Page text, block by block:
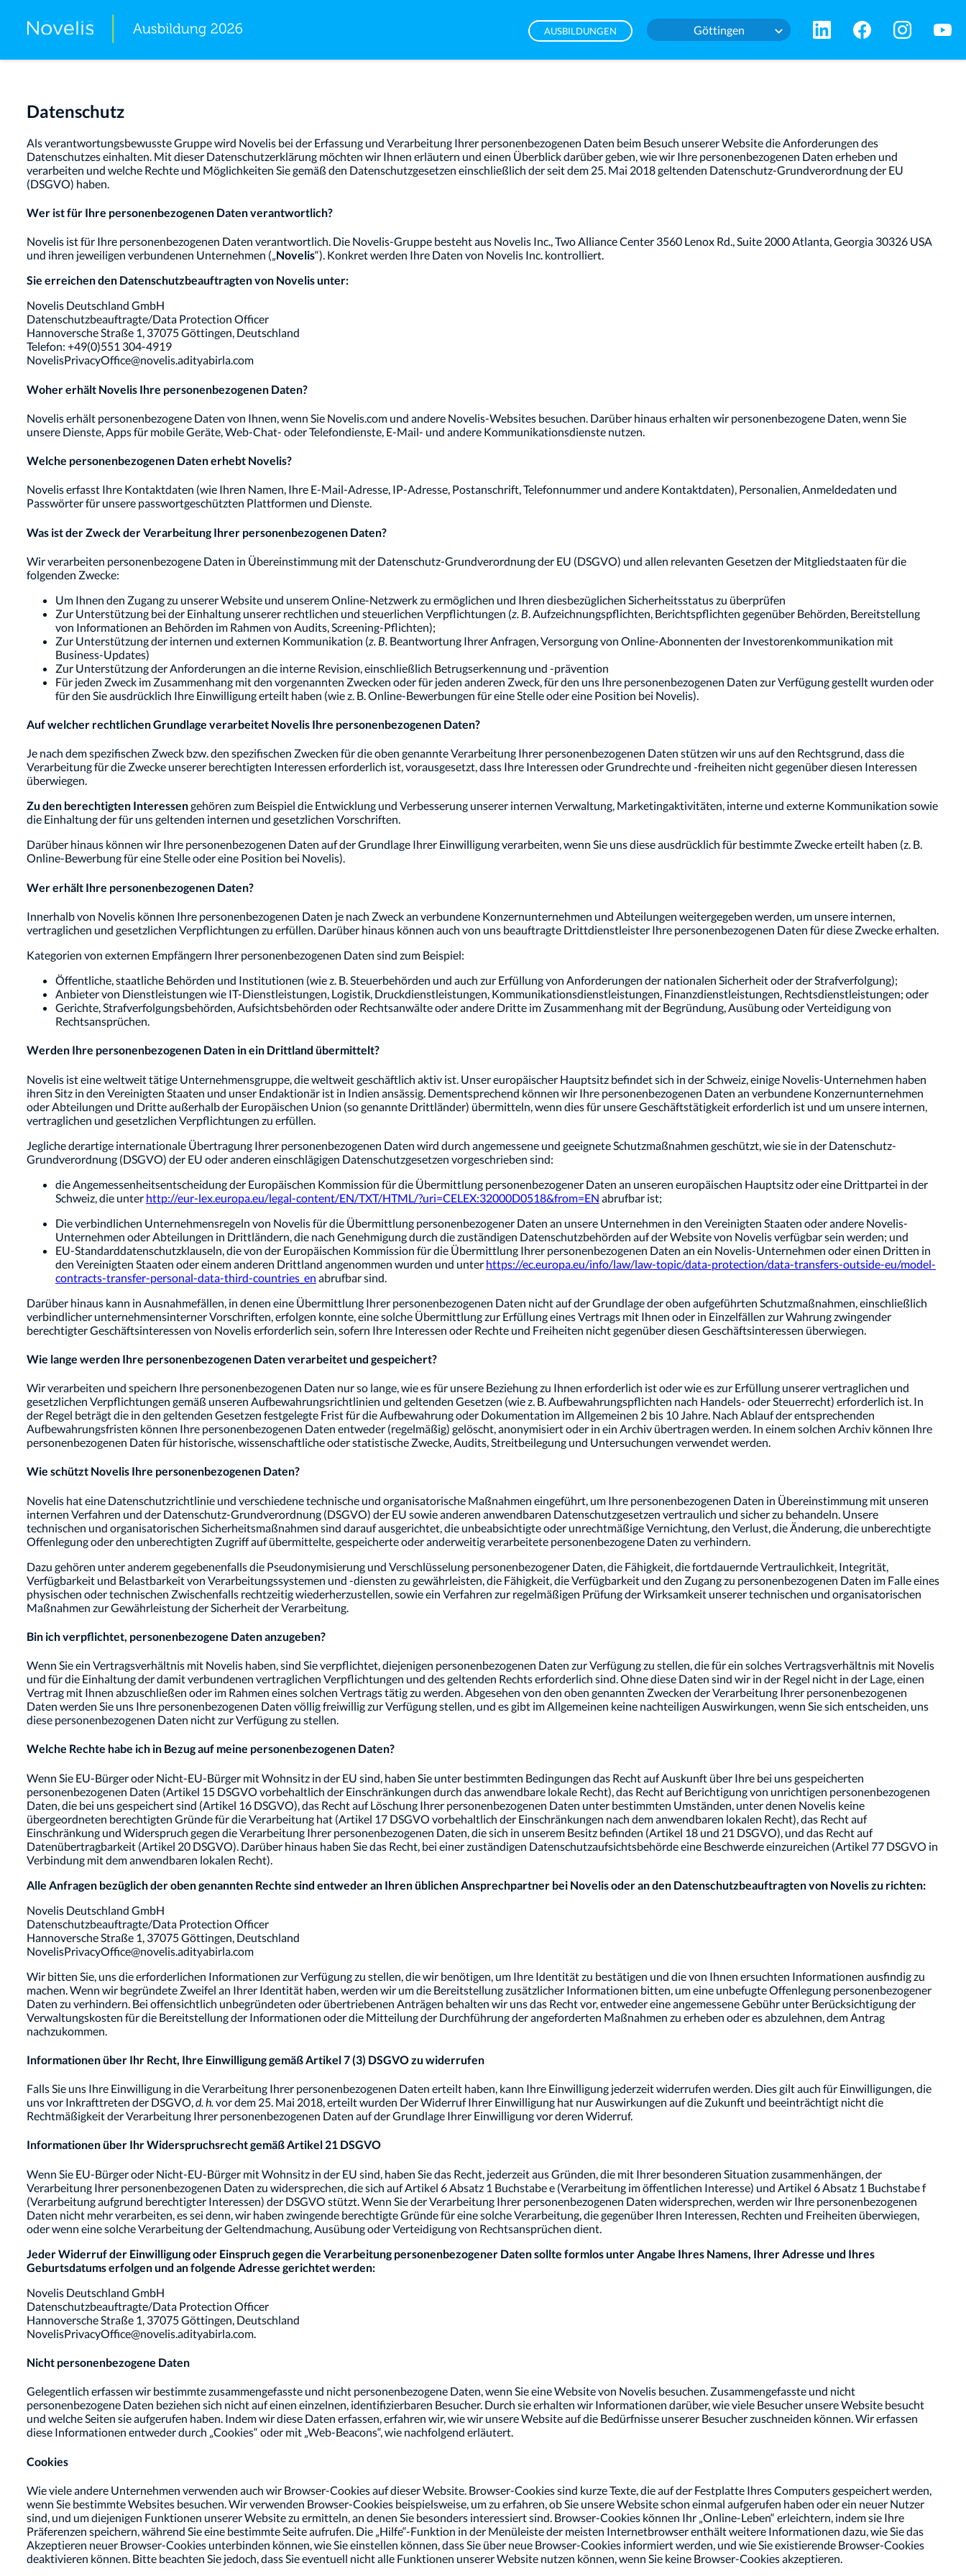
content
AUSBILDUNGEN Göttingen
Datenschutz
Als verantwortungsbewusste Gruppe wird Novelis bei der Erfassung und Verarbeitung Ihrer personenbezogenen Daten beim Besuch unserer Website die Anforderungen des
Datenschutzes einhalten. Mit dieser Datenschutzerklärung möchten wir Ihnen erläutern und einen Überblick darüber geben, wie wir Ihre personenbezogenen Daten erheben und
verarbeiten und welche Rechte und Möglichkeiten Sie gemäß den Datenschutzgesetzen einschließlich der seit dem 25. Mai 2018 geltenden Datenschutz-Grundverordnung der EU
(DSGVO) haben.
Wer ist für Ihre personenbezogenen Daten verantwortlich?
Novelis ist für Ihre personenbezogenen Daten verantwortlich. Die Novelis-Gruppe besteht aus Novelis Inc., Two Alliance Center 3560 Lenox Rd., Suite 2000 Atlanta, Georgia 30326 USA
und ihren jeweiligen verbundenen Unternehmen („Novelis“). Konkret werden Ihre Daten von Novelis Inc. kontrolliert.
Sie erreichen den Datenschutzbeauftragten von Novelis unter:
Novelis Deutschland GmbH
Datenschutzbeauftragte/Data Protection Officer
Hannoversche Straße 1, 37075 Göttingen, Deutschland
Telefon: +49(0)551 304-4919
NovelisPrivacyOffice@novelis.adityabirla.com
Woher erhält Novelis Ihre personenbezogenen Daten?
Novelis erhält personenbezogene Daten von Ihnen, wenn Sie Novelis.com und andere Novelis-Websites besuchen. Darüber hinaus erhalten wir personenbezogene Daten, wenn Sie
unsere Dienste, Apps für mobile Geräte, Web-Chat- oder Telefondienste, E-Mail- und andere Kommunikationsdienste nutzen.
Welche personenbezogenen Daten erhebt Novelis?
Novelis erfasst Ihre Kontaktdaten (wie Ihren Namen, Ihre E-Mail-Adresse, IP-Adresse, Postanschrift, Telefonnummer und andere Kontaktdaten), Personalien, Anmeldedaten und
Passwörter für unsere passwortgeschützten Plattformen und Dienste.
Was ist der Zweck der Verarbeitung Ihrer personenbezogenen Daten?
Wir verarbeiten personenbezogene Daten in Übereinstimmung mit der Datenschutz-Grundverordnung der EU (DSGVO) und allen relevanten Gesetzen der Mitgliedstaaten für die
folgenden Zwecke:
Um Ihnen den Zugang zu unserer Website und unserem Online-Netzwerk zu ermöglichen und Ihren diesbezüglichen Sicherheitsstatus zu überprüfen
Zur Unterstützung bei der Einhaltung unserer rechtlichen und steuerlichen Verpflichtungen (z. B. Aufzeichnungspflichten, Berichtspflichten gegenüber Behörden, Bereitstellung
von Informationen an Behörden im Rahmen von Audits, Screening-Pflichten);
Zur Unterstützung der internen und externen Kommunikation (z. B. Beantwortung Ihrer Anfragen, Versorgung von Online-Abonnenten der Investorenkommunikation mit
Business-Updates)
Zur Unterstützung der Anforderungen an die interne Revision, einschließlich Betrugserkennung und -prävention
Für jeden Zweck im Zusammenhang mit den vorgenannten Zwecken oder für jeden anderen Zweck, für den uns Ihre personenbezogenen Daten zur Verfügung gestellt wurden oder
für den Sie ausdrücklich Ihre Einwilligung erteilt haben (wie z. B. Online-Bewerbungen für eine Stelle oder eine Position bei Novelis).
Auf welcher rechtlichen Grundlage verarbeitet Novelis Ihre personenbezogenen Daten?
Je nach dem spezifischen Zweck bzw. den spezifischen Zwecken für die oben genannte Verarbeitung Ihrer personenbezogenen Daten stützen wir uns auf den Rechtsgrund, dass die
Verarbeitung für die Zwecke unserer berechtigten Interessen erforderlich ist, vorausgesetzt, dass Ihre Interessen oder Grundrechte und -freiheiten nicht gegenüber diesen Interessen
überwiegen.
Zu den berechtigten Interessengehören zum Beispiel die Entwicklung und Verbesserung unserer internen Verwaltung, Marketingaktivitäten, interne und externe Kommunikation sowie
die Einhaltung der für uns geltenden internen und gesetzlichen Vorschriften.
Darüber hinaus können wir Ihre personenbezogenen Daten auf der Grundlage Ihrer Einwilligung verarbeiten, wenn Sie uns diese ausdrücklich für bestimmte Zwecke erteilt haben (z. B.
Online-Bewerbung für eine Stelle oder eine Position bei Novelis).
Wer erhält Ihre personenbezogenen Daten?
Innerhalb von Novelis können Ihre personenbezogenen Daten je nach Zweck an verbundene Konzernunternehmen und Abteilungen weitergegeben werden, um unsere internen,
vertraglichen und gesetzlichen Verpflichtungen zu erfüllen. Darüber hinaus können auch von uns beauftragte Drittdienstleister Ihre personenbezogenen Daten für diese Zwecke erhalten.
Kategorien von externen Empfängern Ihrer personenbezogenen Daten sind zum Beispiel:
Öffentliche, staatliche Behörden und Institutionen (wie z. B. Steuerbehörden und auch zur Erfüllung von Anforderungen der nationalen Sicherheit oder der Strafverfolgung);
Anbieter von Dienstleistungen wie IT-Dienstleistungen, Logistik, Druckdienstleistungen, Kommunikationsdienstleistungen, Finanzdienstleistungen, Rechtsdienstleistungen; oder
Gerichte, Strafverfolgungsbehörden, Aufsichtsbehörden oder Rechtsanwälte oder andere Dritte im Zusammenhang mit der Begründung, Ausübung oder Verteidigung von
Rechtsansprüchen.
Werden Ihre personenbezogenen Daten in ein Drittland übermittelt?
Novelis ist eine weltweit tätige Unternehmensgruppe, die weltweit geschäftlich aktiv ist. Unser europäischer Hauptsitz befindet sich in der Schweiz, einige Novelis-Unternehmen haben
ihren Sitz in den Vereinigten Staaten und unser Endaktionär ist in Indien ansässig. Dementsprechend können wir Ihre personenbezogenen Daten an verbundene Konzernunternehmen
oder Abteilungen und Dritte außerhalb der Europäischen Union (so genannte Drittländer) übermitteln, wenn dies für unsere Geschäftstätigkeit erforderlich ist und um unsere internen,
vertraglichen und gesetzlichen Verpflichtungen zu erfüllen.
Jegliche derartige internationale Übertragung Ihrer personenbezogenen Daten wird durch angemessene und geeignete Schutzmaßnahmen geschützt, wie sie in der Datenschutz-
Grundverordnung (DSGVO) der EU oder anderen einschlägigen Datenschutzgesetzen vorgeschrieben sind:
die Angemessenheitsentscheidung der Europäischen Kommission für die Übermittlung personenbezogener Daten an unseren europäischen Hauptsitz oder eine Drittpartei in der
Schweiz, die unter http://eur-lex.europa.eu/legal-content/EN/TXT/HTML/?uri=CELEX:32000D0518&from=EN abrufbar ist;
Die verbindlichen Unternehmensregeln von Novelis für die Übermittlung personenbezogener Daten an unsere Unternehmen in den Vereinigten Staaten oder andere Novelis-
Unternehmen oder Abteilungen in Drittländern, die nach Genehmigung durch die zuständigen Datenschutzbehörden auf der Website von Novelis verfügbar sein werden; und
EU-Standarddatenschutzklauseln, die von der Europäischen Kommission für die Übermittlung Ihrer personenbezogenen Daten an ein Novelis-Unternehmen oder einen Dritten in
den Vereinigten Staaten oder einem anderen Drittland angenommen wurden und unter https://ec.europa.eu/info/law/law-topic/data-protection/data-transfers-outside-eu/model-
contracts-transfer-personal-data-third-countries_en abrufbar sind.
Darüber hinaus kann in Ausnahmefällen, in denen eine Übermittlung Ihrer personenbezogenen Daten nicht auf der Grundlage der oben aufgeführten Schutzmaßnahmen, einschließlich
verbindlicher unternehmensinterner Vorschriften, erfolgen konnte, eine solche Übermittlung zur Erfüllung eines Vertrags mit Ihnen oder in Einzelfällen zur Wahrung zwingender
berechtigter Geschäftsinteressen von Novelis erforderlich sein, sofern Ihre Interessen oder Rechte und Freiheiten nicht gegenüber diesen Geschäftsinteressen überwiegen.
Wie lange werden Ihre personenbezogenen Daten verarbeitet und gespeichert?
Wir verarbeiten und speichern Ihre personenbezogenen Daten nur so lange, wie es für unsere Beziehung zu Ihnen erforderlich ist oder wie es zur Erfüllung unserer vertraglichen und
gesetzlichen Verpflichtungen gemäß unseren Aufbewahrungsrichtlinien und geltenden Gesetzen (wie z. B. Aufbewahrungspflichten nach Handels- oder Steuerrecht) erforderlich ist. In
der Regel beträgt die in den geltenden Gesetzen festgelegte Frist für die Aufbewahrung oder Dokumentation im Allgemeinen 2 bis 10 Jahre. Nach Ablauf der entsprechenden
Aufbewahrungsfristen können Ihre personenbezogenen Daten entweder (regelmäßig) gelöscht, anonymisiert oder in ein Archiv übertragen werden. In einem solchen Archiv können Ihre
personenbezogenen Daten für historische, wissenschaftliche oder statistische Zwecke, Audits, Streitbeilegung und Untersuchungen verwendet werden.
Wie schützt Novelis Ihre personenbezogenen Daten?
Novelis hat eine Datenschutzrichtlinie und verschiedene technische und organisatorische Maßnahmen eingeführt, um Ihre personenbezogenen Daten in Übereinstimmung mit unseren
internen Verfahren und der Datenschutz-Grundverordnung (DSGVO) der EU sowie anderen anwendbaren Datenschutzgesetzen vertraulich und sicher zu behandeln. Unsere
technischen und organisatorischen Sicherheitsmaßnahmen sind darauf ausgerichtet, die unbeabsichtigte oder unrechtmäßige Vernichtung, den Verlust, die Änderung, die unberechtigte
Offenlegung oder den unberechtigten Zugriff auf übermittelte, gespeicherte oder anderweitig verarbeitete personenbezogene Daten zu verhindern.
Dazu gehören unter anderem gegebenenfalls die Pseudonymisierung und Verschlüsselung personenbezogener Daten, die Fähigkeit, die fortdauernde Vertraulichkeit, Integrität,
Verfügbarkeit und Belastbarkeit von Verarbeitungssystemen und -diensten zu gewährleisten, die Fähigkeit, die Verfügbarkeit und den Zugang zu personenbezogenen Daten im Falle eines
physischen oder technischen Zwischenfalls rechtzeitig wiederherzustellen, sowie ein Verfahren zur regelmäßigen Prüfung der Wirksamkeit unserer technischen und organisatorischen
Maßnahmen zur Gewährleistung der Sicherheit der Verarbeitung.
Bin ich verpflichtet, personenbezogene Daten anzugeben?
Wenn Sie ein Vertragsverhältnis mit Novelis haben, sind Sie verpflichtet, diejenigen personenbezogenen Daten zur Verfügung zu stellen, die für ein solches Vertragsverhältnis mit Novelis
und für die Einhaltung der damit verbundenen vertraglichen Verpflichtungen und des geltenden Rechts erforderlich sind. Ohne diese Daten sind wir in der Regel nicht in der Lage, einen
Vertrag mit Ihnen abzuschließen oder im Rahmen eines solchen Vertrags tätig zu werden. Abgesehen von den oben genannten Zwecken der Verarbeitung Ihrer personenbezogenen
Daten werden Sie uns Ihre personenbezogenen Daten völlig freiwillig zur Verfügung stellen, und es gibt im Allgemeinen keine nachteiligen Auswirkungen, wenn Sie sich entscheiden, uns
diese personenbezogenen Daten nicht zur Verfügung zu stellen.
Welche Rechte habe ich in Bezug auf meine personenbezogenen Daten?
Wenn Sie EU-Bürger oder Nicht-EU-Bürger mit Wohnsitz in der EU sind, haben Sie unter bestimmten Bedingungen das Recht auf Auskunft über Ihre bei uns gespeicherten
personenbezogenen Daten (Artikel 15 DSGVO vorbehaltlich der Einschränkungen durch das anwendbare lokale Recht), das Recht auf Berichtigung von unrichtigen personenbezogenen
Daten, die bei uns gespeichert sind (Artikel 16 DSGVO), das Recht auf Löschung Ihrer personenbezogenen Daten unter bestimmten Umständen, unter denen Novelis keine
übergeordneten berechtigten Gründe für die Verarbeitung hat (Artikel 17 DSGVO vorbehaltlich der Einschränkungen nach dem anwendbaren lokalen Recht), das Recht auf
Einschränkung und Widerspruch gegen die Verarbeitung Ihrer personenbezogenen Daten, die sich in unserem Besitz befinden (Artikel 18 und 21 DSGVO), und das Recht auf
Datenübertragbarkeit (Artikel 20 DSGVO). Darüber hinaus haben Sie das Recht, bei einer zuständigen Datenschutzaufsichtsbehörde eine Beschwerde einzureichen (Artikel 77 DSGVO in
Verbindung mit dem anwendbaren lokalen Recht).
Alle Anfragen bezüglich der oben genannten Rechte sind entweder an Ihren üblichen Ansprechpartner bei Novelis oder an den Datenschutzbeauftragten von Novelis zu richten:
Novelis Deutschland GmbH
Datenschutzbeauftragte/Data Protection Officer
Hannoversche Straße 1, 37075 Göttingen, Deutschland
NovelisPrivacyOffice@novelis.adityabirla.com
Wir bitten Sie, uns die erforderlichen Informationen zur Verfügung zu stellen, die wir benötigen, um Ihre Identität zu bestätigen und die von Ihnen ersuchten Informationen ausfindig zu
machen. Wenn wir begründete Zweifel an Ihrer Identität haben, werden wir um die Bereitstellung zusätzlicher Informationen bitten, um eine unbefugte Offenlegung personenbezogener
Daten zu verhindern. Bei offensichtlich unbegründeten oder übertriebenen Anträgen behalten wir uns das Recht vor, entweder eine angemessene Gebühr unter Berücksichtigung der
Verwaltungskosten für die Bereitstellung der Informationen oder die Mitteilung der Durchführung der angeforderten Maßnahmen zu erheben oder es abzulehnen, dem Antrag
nachzukommen.
Informationen über Ihr Recht, Ihre Einwilligung gemäß Artikel 7 (3) DSGVO zu widerrufen
Falls Sie uns Ihre Einwilligung in die Verarbeitung Ihrer personenbezogenen Daten erteilt haben, kann Ihre Einwilligung jederzeit widerrufen werden. Dies gilt auch für Einwilligungen, die
uns vor Inkrafttreten der DSGVO,d. h.vor dem 25. Mai 2018, erteilt wurden Der Widerruf Ihrer Einwilligung hat nur Auswirkungen auf die Zukunft und beeinträchtigt nicht die
Rechtmäßigkeit der Verarbeitung Ihrer personenbezogenen Daten auf der Grundlage Ihrer Einwilligung vor deren Widerruf.
Informationen über Ihr Widerspruchsrecht gemäß Artikel 21 DSGVO
Wenn Sie EU-Bürger oder Nicht-EU-Bürger mit Wohnsitz in der EU sind, haben Sie das Recht, jederzeit aus Gründen, die mit Ihrer besonderen Situation zusammenhängen, der
Verarbeitung Ihrer personenbezogenen Daten zu widersprechen, die sich auf Artikel 6 Absatz 1 Buchstabe e (Verarbeitung im öffentlichen Interesse) und Artikel 6 Absatz 1 Buchstabe f
(Verarbeitung aufgrund berechtigter Interessen) der DSGVO stützt. Wenn Sie der Verarbeitung Ihrer personenbezogenen Daten widersprechen, werden wir Ihre personenbezogenen
Daten nicht mehr verarbeiten, es sei denn, wir haben zwingende berechtigte Gründe für eine solche Verarbeitung, die gegenüber Ihren Interessen, Rechten und Freiheiten überwiegen,
oder wenn eine solche Verarbeitung der Geltendmachung, Ausübung oder Verteidigung von Rechtsansprüchen dient.
Jeder Widerruf der Einwilligung oder Einspruch gegen die Verarbeitung personenbezogener Daten sollte formlos unter Angabe Ihres Namens, Ihrer Adresse und Ihres
Geburtsdatums erfolgen und an folgende Adresse gerichtet werden:
Novelis Deutschland GmbH
Datenschutzbeauftragte/Data Protection Officer
Hannoversche Straße 1, 37075 Göttingen, Deutschland
NovelisPrivacyOffice@novelis.adityabirla.com.
Nicht personenbezogene Daten
Gelegentlich erfassen wir bestimmte zusammengefasste und nicht personenbezogene Daten, wenn Sie eine Website von Novelis besuchen. Zusammengefasste und nicht
personenbezogene Daten beziehen sich nicht auf einen einzelnen, identifizierbaren Besucher. Durch sie erhalten wir Informationen darüber, wie viele Besucher unsere Website besucht
und welche Seiten sie aufgerufen haben. Indem wir diese Daten erfassen, erfahren wir, wie wir unsere Website auf die Bedürfnisse unserer Besucher zuschneiden können. Wir erfassen
diese Informationen entweder durch „Cookies“ oder mit „Web-Beacons“, wie nachfolgend erläutert.
Cookies
Wie viele andere Unternehmen verwenden auch wir Browser-Cookies auf dieser Website. Browser-Cookies sind kurze Texte, die auf der Festplatte Ihres Computers gespeichert werden,
wenn Sie bestimmte Websites besuchen. Wir verwenden Browser-Cookies beispielsweise, um zu erfahren, ob Sie unsere Website schon einmal aufgerufen haben oder ein neuer Nutzer
sind, und um diejenigen Funktionen unserer Website zu ermitteln, an denen Sie besonders interessiert sind. Browser-Cookies können Ihr „Online-Leben“ erleichtern, indem sie Ihre
Präferenzen speichern, während Sie eine bestimmte Seite aufrufen. Die „Hilfe“-Funktion in der Menüleiste der meisten Internetbrowser enthält weitere Informationen dazu, wie Sie das
Akzeptieren neuer Browser-Cookies unterbinden können, wie Sie einstellen können, dass Sie über neue Browser-Cookies informiert werden, und wie Sie existierende Browser-Cookies
deaktivieren können. Bitte beachten Sie jedoch, dass Sie eventuell nicht alle Funktionen unserer Website nutzen können, wenn Sie keine Browser-Cookies akzeptieren.